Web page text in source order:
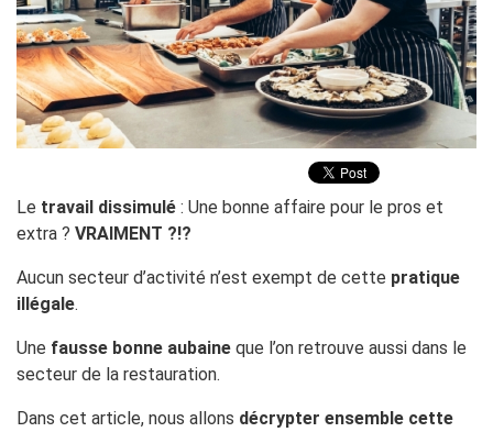
Le travail dissimulé : Une bonne affaire pour le pros et
extra ? VRAIMENT ?!?
Aucun secteur d’activité n’est exempt de cette pratique
illégale.
Une fausse bonne aubaine que l’on retrouve aussi dans le
secteur de la restauration.
Dans cet article, nous allons décrypter ensemble cette